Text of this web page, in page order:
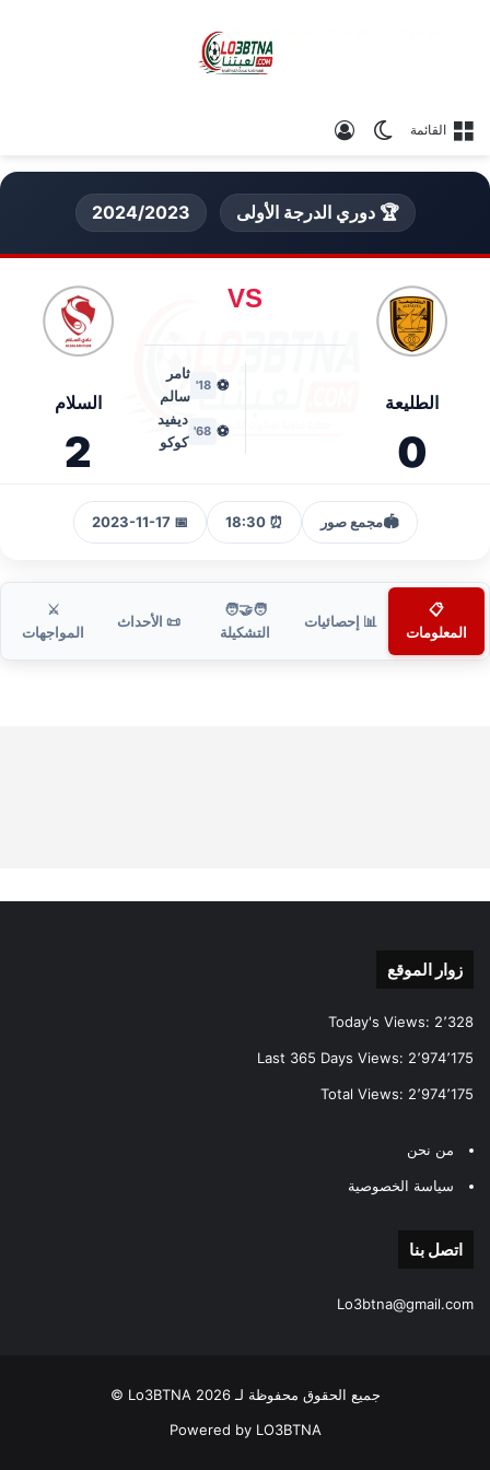
القائمة الوضع المظلم
🏆 دوري الدرجة الأولى 2024/2023
الطليعة
0
VS
⚽
18'
ثامر
سالم
⚽
68'
ديفيد
كوكو
السلام
2
🏟️مجمع صور ⏰ 18:30
📅 2023-11-17
📋
المعلومات
📊 إحصائيات
🧑‍🤝‍🧑
التشكيلة
📜 الأحداث
⚔️
المواجهات
زوار الموقع
Today's Views: 2٬328
Last 365 Days Views: 2٬974٬175
Total Views: 2٬974٬175
من نحن
سياسة الخصوصية
اتصل بنا
Lo3btna@gmail.com
جميع الحقوق محفوظة لـ Lo3BTNA 2026 ©
Powered by LO3BTNA